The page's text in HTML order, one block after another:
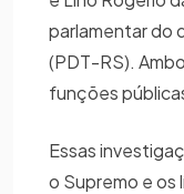
parlamentar do
(PDT-RS).
funções
Essas
o Supremo e os